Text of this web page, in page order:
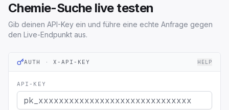
Chemie-Suche live testen
Gib deinen API-Key ein und führe eine echte Anfrage gegen
den Live-Endpunkt aus.
AUTH · X-API-KEY HELP
API-KEY